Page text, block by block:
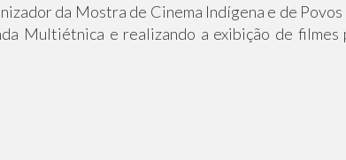
da Mostra de Cinema Indígena e de
Multiétnica e realizando a exibição de